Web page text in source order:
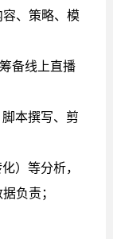
、策略、模
备线上直播
本撰写、剪
）等分析，
负责；